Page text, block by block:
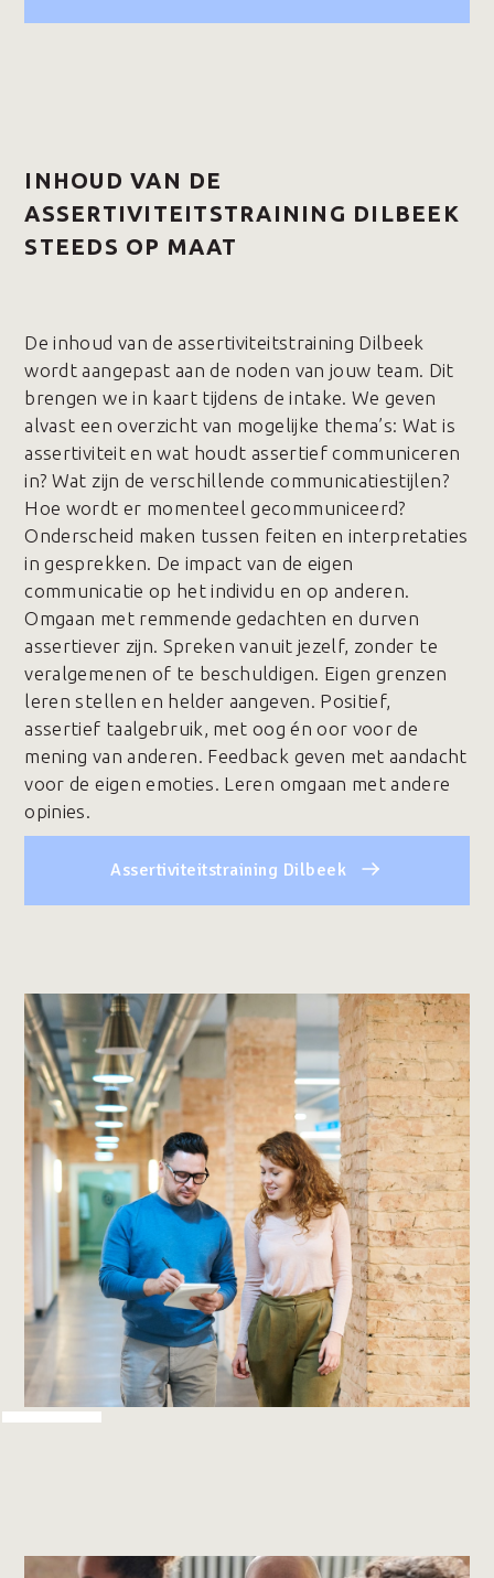
INHOUD VAN DE
ASSERTIVITEITSTRAINING DILBEEK
STEEDS OP MAAT
De inhoud van de assertiviteitstraining Dilbeek
wordt aangepast aan de noden van jouw team. Dit
brengen we in kaart tijdens de intake. We geven
alvast een overzicht van mogelijke thema’s: Wat is
assertiviteit en wat houdt assertief communiceren
in? Wat zijn de verschillende communicatiestijlen?
Hoe wordt er momenteel gecommuniceerd?
Onderscheid maken tussen feiten en interpretaties
in gesprekken. De impact van de eigen
communicatie op het individu en op anderen.
Omgaan met remmende gedachten en durven
assertiever zijn. Spreken vanuit jezelf, zonder te
veralgemenen of te beschuldigen. Eigen grenzen
leren stellen en helder aangeven. Positief,
assertief taalgebruik, met oog én oor voor de
mening van anderen. Feedback geven met aandacht
voor de eigen emoties. Leren omgaan met andere
opinies.
Assertiviteitstraining Dilbeek